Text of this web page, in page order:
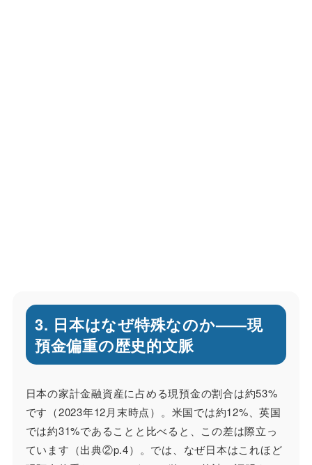
3. 日本はなぜ特殊なのか——現
預金偏重の歴史的文脈
日本の家計金融資産に占める現預金の割合は約53%
です（2023年12月末時点）。米国では約12%、英国
では約31%であることと比べると、この差は際立っ
ています（出典②p.4）。では、なぜ日本はこれほど